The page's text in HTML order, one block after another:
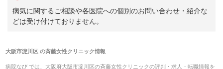
病気に関するご相談や各医院への個別のお問い合わせ・紹介な
どは受け付けておりません。
大阪市淀川区の斉藤女性クリニック情報
病院なび では、 大阪府大阪市淀川区の斉藤女性クリニックの評判・求人・転職情報を